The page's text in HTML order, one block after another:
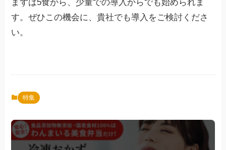
まずは5食から、少量での導入からでも始められま
す。ぜひこの機会に、貴社でも導入をご検討くださ
い。
特集